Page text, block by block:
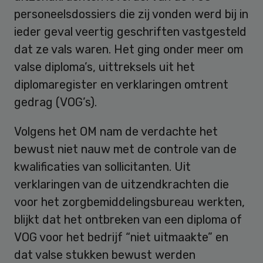
personeelsdossiers die zij vonden werd bij in
ieder geval veertig geschriften vastgesteld
dat ze vals waren. Het ging onder meer om
valse diploma’s, uittreksels uit het
diplomaregister en verklaringen omtrent
gedrag (VOG’s).
Volgens het OM nam de verdachte het
bewust niet nauw met de controle van de
kwalificaties van sollicitanten. Uit
verklaringen van de uitzendkrachten die
voor het zorgbemiddelingsbureau werkten,
blijkt dat het ontbreken van een diploma of
VOG voor het bedrijf “niet uitmaakte” en
dat valse stukken bewust werden